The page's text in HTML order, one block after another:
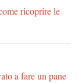
ricoprire le
a fare un pane